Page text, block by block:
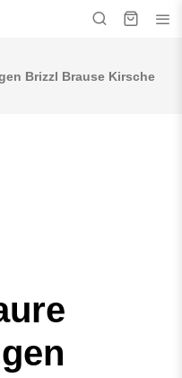
Brizzl Brause Kirsche